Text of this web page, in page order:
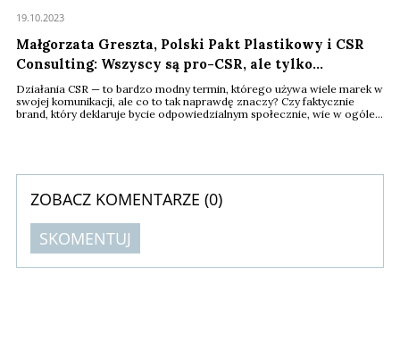
Małgorzata Greszta, Polski Pakt Plastikowy i CSR
Consulting: Wszyscy są pro-CSR, ale tylko
deklaratywnie [FBK 2023]
Działania CSR — to bardzo modny termin, którego używa wiele marek w
swojej komunikacji, ale co to tak naprawdę znaczy? Czy faktycznie
brand, który deklaruje bycie odpowiedzialnym społecznie, wie w ogóle,
19.10.2023
ZOBACZ KOMENTARZE (0)
SKOMENTUJ